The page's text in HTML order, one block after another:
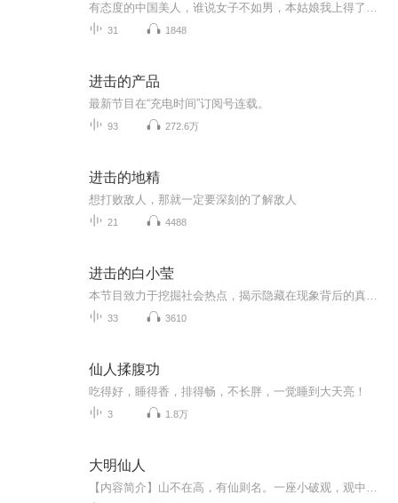
31 1848
进击的产品
最新节目在“充电时间”订阅号连载。
93 272.6万
进击的地精
想打败敌人，那就一定要深刻的了解敌人
21 4488
进击的白小莹
33 3610
仙人揉腹功
吃得好，睡得香，排得畅，不长胖，一觉睡到大天亮！
3 1.8万
大明仙人